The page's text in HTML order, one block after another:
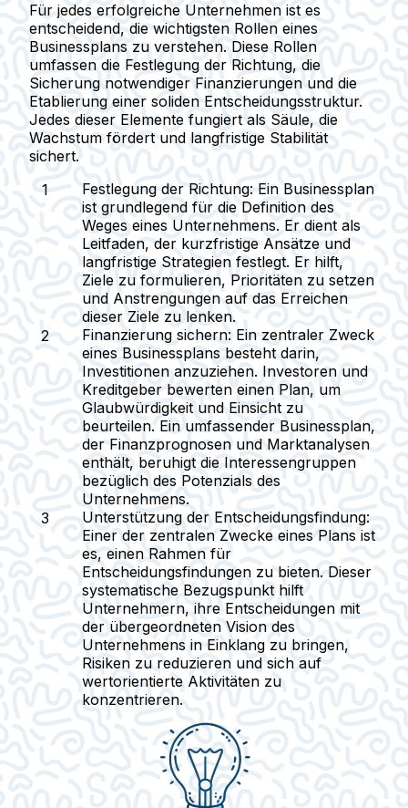
Für jedes erfolgreiche Unternehmen ist es
entscheidend, die wichtigsten Rollen eines
Businessplans zu verstehen. Diese Rollen
umfassen die Festlegung der Richtung, die
Sicherung notwendiger Finanzierungen und die
Etablierung einer soliden Entscheidungsstruktur.
Jedes dieser Elemente fungiert als Säule, die
Wachstum fördert und langfristige Stabilität
sichert.
Festlegung der Richtung: Ein Businessplan
ist grundlegend für die Definition des
Weges eines Unternehmens. Er dient als
Leitfaden, der kurzfristige Ansätze und
langfristige Strategien festlegt. Er hilft,
Ziele zu formulieren, Prioritäten zu setzen
und Anstrengungen auf das Erreichen
dieser Ziele zu lenken.
Finanzierung sichern: Ein zentraler Zweck
eines Businessplans besteht darin,
Investitionen anzuziehen. Investoren und
Kreditgeber bewerten einen Plan, um
Glaubwürdigkeit und Einsicht zu
beurteilen. Ein umfassender Businessplan,
der Finanzprognosen und Marktanalysen
enthält, beruhigt die Interessengruppen
bezüglich des Potenzials des
Unternehmens.
Unterstützung der Entscheidungsfindung:
Einer der zentralen Zwecke eines Plans ist
es, einen Rahmen für
Entscheidungsfindungen zu bieten. Dieser
systematische Bezugspunkt hilft
Unternehmern, ihre Entscheidungen mit
der übergeordneten Vision des
Unternehmens in Einklang zu bringen,
Risiken zu reduzieren und sich auf
wertorientierte Aktivitäten zu
konzentrieren.